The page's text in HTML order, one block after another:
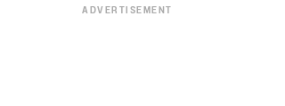
ADVERTISEMENT